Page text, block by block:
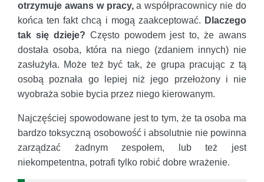
otrzymuje awans w pracy,a współpracownicy nie do
końca ten fakt chcą i mogą zaakceptować. Dlaczego
tak się dzieje? Często powodem jest to, że awans
dostała osoba, która na niego (zdaniem innych) nie
zasłużyła. Może też być tak, że grupa pracując z tą
osobą poznała go lepiej niż jego przełożony i nie
wyobraża sobie bycia przez niego kierowanym.
Najczęściej spowodowane jest to tym, że ta osoba ma
bardzo toksyczną osobowość i absolutnie nie powinna
zarządzać żadnym zespołem, lub też jest
niekompetentna, potrafi tylko robić dobre wrażenie.